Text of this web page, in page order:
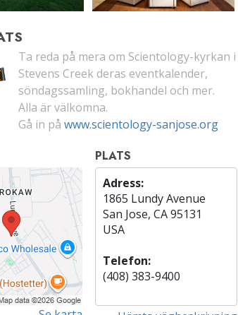
Ta reda på mera om Scientology-kyrkan i
Stevens Creek deras eventkalender,
söndagssamling, bokhandel och mer.
Alla är välkomna.
Gå in på www.scientology-sanjose.org
PLATS
Adress:
1865 Lundy Avenue
San Jose, CA 95131
USA
Telefon:
(408) 383-9400